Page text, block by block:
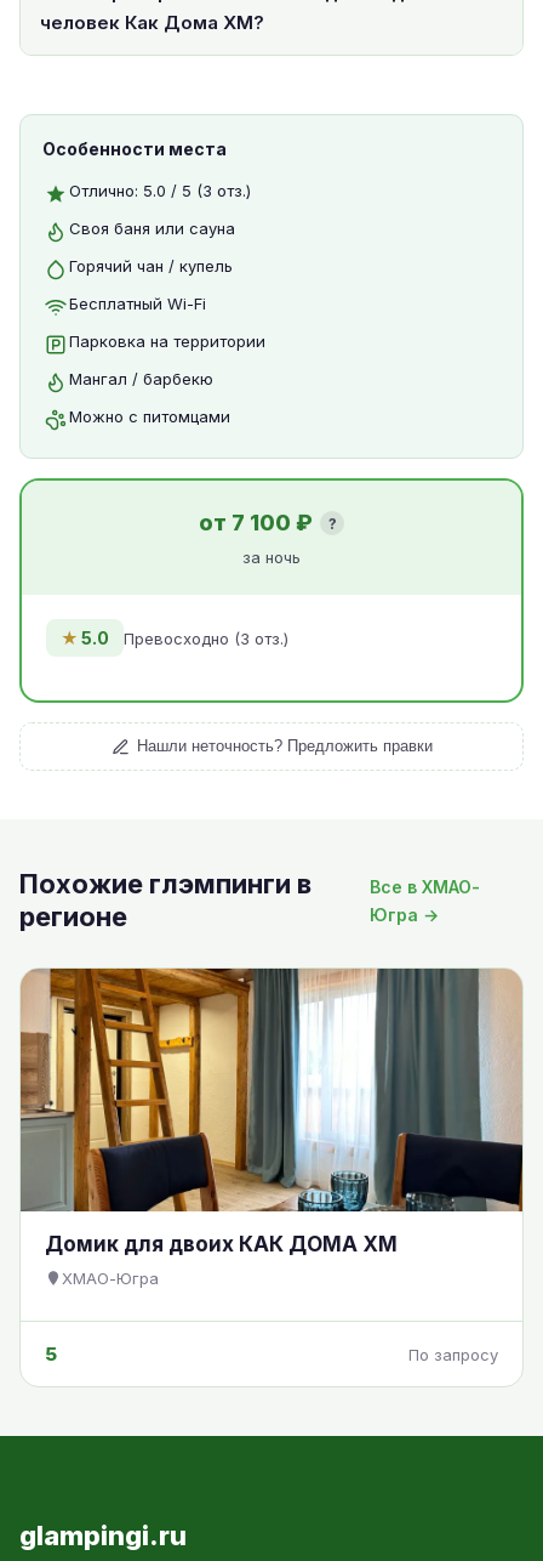
человек Как Дома ХМ?
Особенности места
Отлично: 5.0 / 5 (3 отз.)
Своя баня или сауна
Горячий чан / купель
Бесплатный Wi-Fi
Парковка на территории
Мангал / барбекю
Можно с питомцами
от 7 100 ₽
?
за ночь
★ 5.0 Превосходно (3 отз.)
Нашли неточность? Предложить правки
Похожие глэмпинги в
регионе
Все в ХМАО-
Югра →
Домик для двоих КАК ДОМА ХМ
ХМАО-Югра
5 По запросу
glampingi.ru